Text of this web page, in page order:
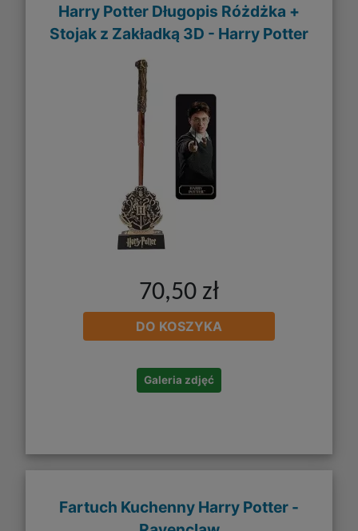
Harry Potter Długopis Różdżka +
Stojak z Zakładką 3D - Harry Potter
70,50 zł
DO KOSZYKA
Galeria zdjęć
Fartuch Kuchenny Harry Potter -